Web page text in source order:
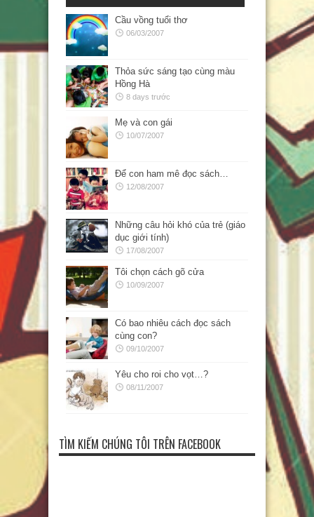
Cầu vồng tuổi thơ
06/03/2007
Thỏa sức sáng tạo cùng màu
Hồng Hà
8 days trước
Mẹ và con gái
10/07/2007
Để con ham mê đọc sách…
12/08/2007
Những câu hỏi khó của trẻ (giáo
dục giới tính)
17/08/2007
Tôi chọn cách gõ cửa
10/09/2007
Có bao nhiêu cách đọc sách
cùng con?
09/10/2007
Yêu cho roi cho vọt…?
08/11/2007
TÌM KIẾM CHÚNG TÔI TRÊN FACEBOOK